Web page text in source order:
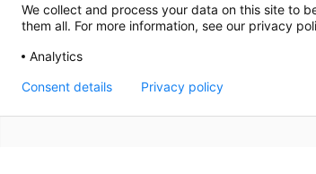
We collect and process your data on this site to
them all. For more information, see our privacy
Analytics
Consent details Privacy policy